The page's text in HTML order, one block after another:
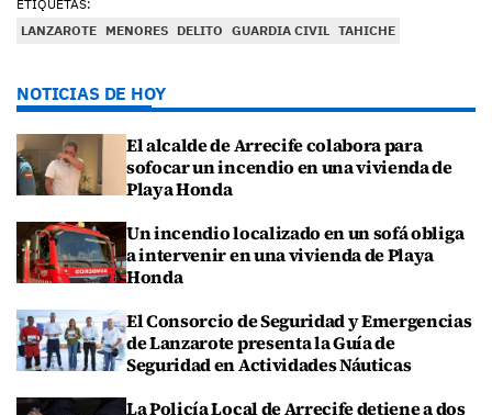
ETIQUETAS:
LANZAROTE MENORES DELITO GUARDIA CIVIL TAHICHE
NOTICIAS DE HOY
El alcalde de Arrecife colabora para
sofocar un incendio en una vivienda de
Playa Honda
Un incendio localizado en un sofá obliga
a intervenir en una vivienda de Playa
Honda
El Consorcio de Seguridad y Emergencias
de Lanzarote presenta la Guía de
Seguridad en Actividades Náuticas
La Policía Local de Arrecife detiene a dos